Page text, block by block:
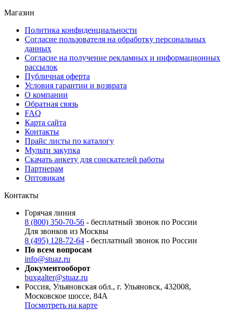
Магазин
Политика конфиденциальности
Согласие пользователя на обработку персональных
данных
Согласие на получение рекламных и информационных
рассылок
Публичная оферта
Условия гарантии и возврата
О компании
Обратная связь
FAQ
Карта сайта
Контакты
Прайс листы по каталогу
Мульти закупка
Скачать анкету для соискателей работы
Партнерам
Оптовикам
Контакты
Горячая линия
8 (800) 350-70-56 - бесплатный звонок по России
Для звонков из Москвы
8 (495) 128-72-64 - бесплатный звонок по России
По всем вопросам
info@stuaz.ru
Документооборот
buxgalter@stuaz.ru
Россия, Ульяновская обл., г. Ульяновск, 432008,
Московское шоссе, 84А
Посмотреть на карте